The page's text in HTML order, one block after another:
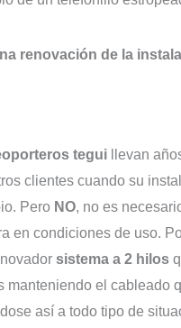
renovación de la
tegui
llevan
clientes cuando su
Pero NO, no es
en condiciones de uso.
sistema a 2 hilos
manteniendo el cableado
así a todo tipo de